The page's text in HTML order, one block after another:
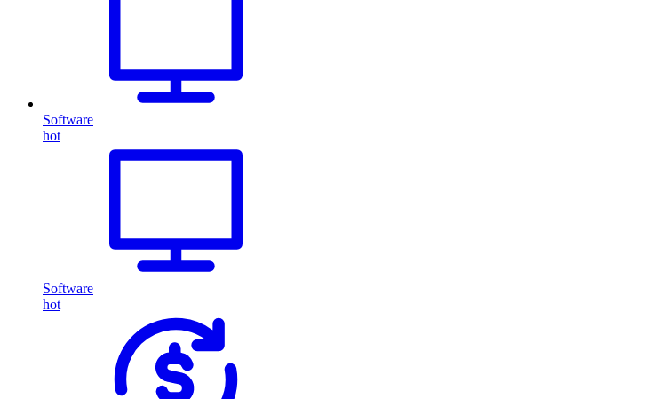
Software
hot
Software
hot